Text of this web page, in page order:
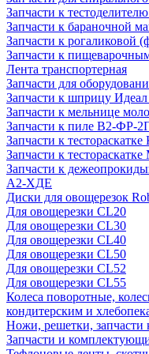
Запчасти к
Запчасти к бараночной
Запчасти к
Запчасти к
Лента транспортерная
Запчасти для
Запчасти к шприцу
Запчасти к мельнице
Запчасти к пиле В2-ФР-
Запчасти к
Запчасти к
Запчасти к
А2-ХДЕ
Диски для овощерезок
Для овощерезки CL20
Для овощерезки CL30
Для овощерезки CL40
Для овощерезки CL50
Для овощерезки CL52
Для овощерезки CL55
Колеса поворотные,
кондитерским и
Ножи, решетки, запчасти
Запчасти и